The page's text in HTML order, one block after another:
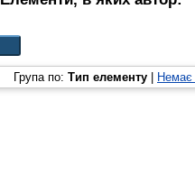
Група по: Тип елементу Немає